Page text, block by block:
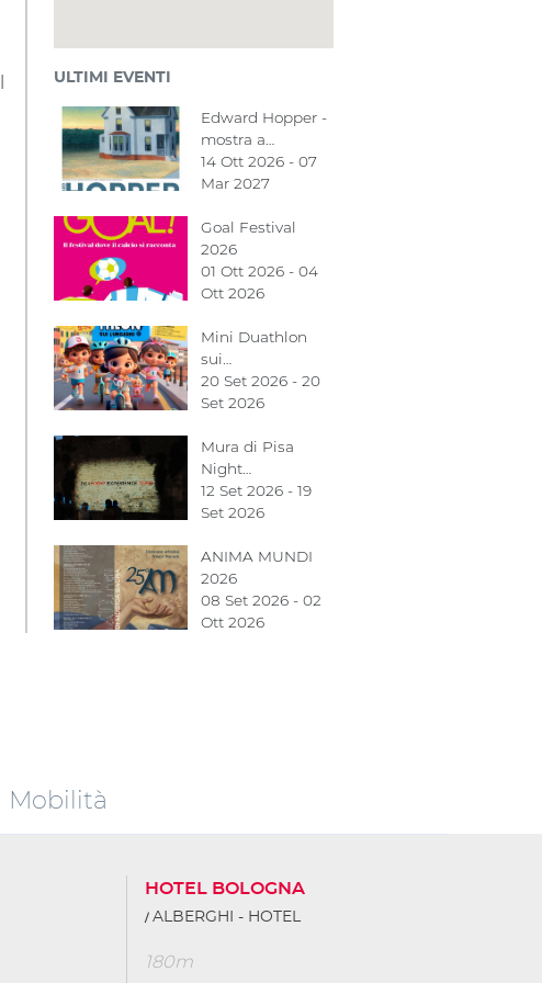
ULTIMI EVENTI
Edward Hopper -
mostra a…
14 Ott 2026 - 07
Mar 2027
Goal Festival
2026
01 Ott 2026 - 04
Ott 2026
Mini Duathlon
sui…
20 Set 2026 - 20
Set 2026
Mura di Pisa
Night…
12 Set 2026 - 19
Set 2026
ANIMA MUNDI
2026
08 Set 2026 - 02
Ott 2026
Mobilità
HOTEL BOLOGNA
ALBERGHI - HOTEL
180m